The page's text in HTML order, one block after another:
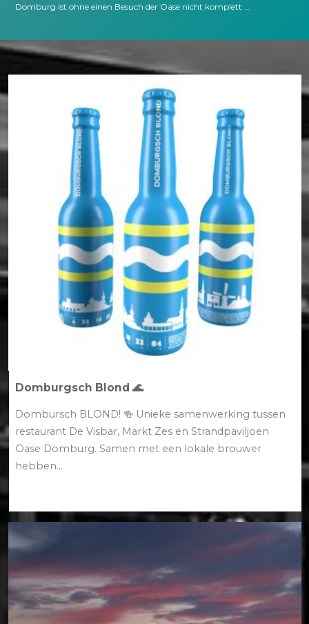
Domburg ist ohne einen Besuch der Oase nicht komplett …
Domburgsch Blond 🌊
Dombursch BLOND! 🍻 Unieke samenwerking tussen
restaurant De Visbar, Markt Zes en Strandpaviljoen
Oase Domburg. Samen met een lokale brouwer
hebben...